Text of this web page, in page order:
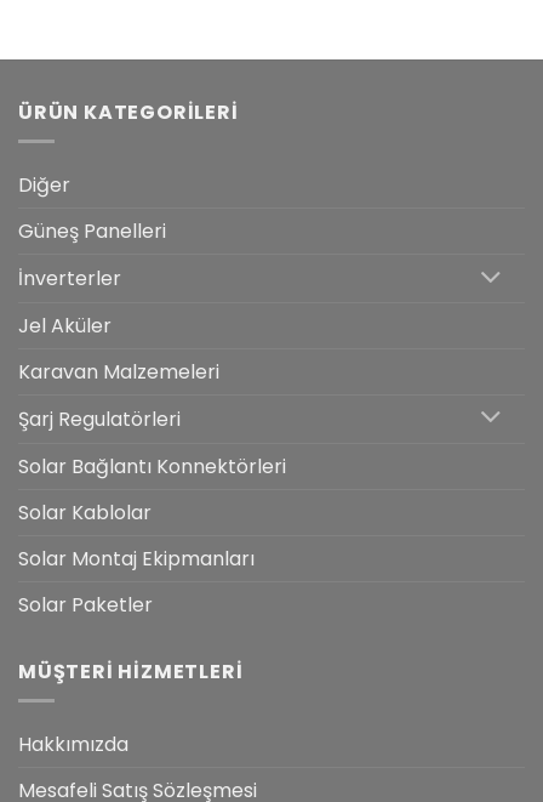
ÜRÜN KATEGORILERI
Diğer
Güneş Panelleri
İnverterler
Jel Aküler
Karavan Malzemeleri
Şarj Regulatörleri
Solar Bağlantı Konnektörleri
Solar Kablolar
Solar Montaj Ekipmanları
Solar Paketler
MÜŞTERI HIZMETLERI
Hakkımızda
Mesafeli Satış Sözleşmesi